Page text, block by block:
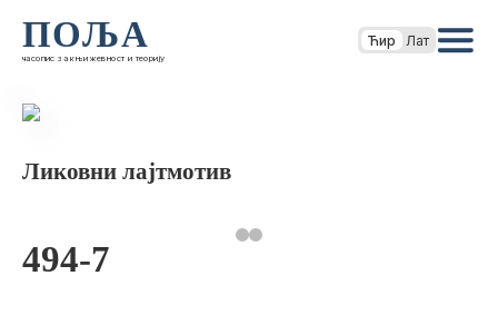
ПОЉА
часопис за књижевност и теорију
Ћир Лат
Ликовни лајтмотив
494-7